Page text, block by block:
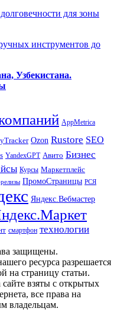
для зоны
инструментов до
Узбекистана.
AppMetrica
Ozon Rustore SEO
YandexGPT Авито Бизнес
Курсы Маркетплейс
ПромоСтраницы РСЯ
Яндекс.Вебмастер
смартфон технологии
защищены.
ресурса разрешается
на страницу статьи.
взяты с открытых
все права на
владельцам.